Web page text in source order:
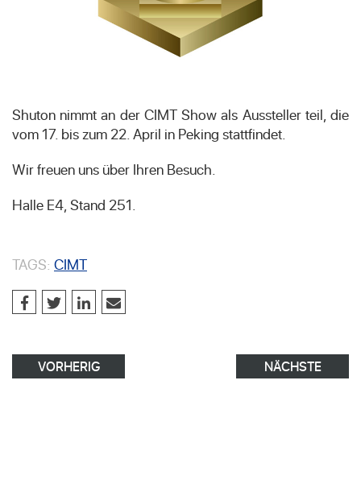
Shuton nimmt an der CIMT Show als Aussteller teil, die
vom 17. bis zum 22. April in Peking stattfindet.
Wir freuen uns über Ihren Besuch.
Halle E4, Stand 251.
TAGS: CIMT
VORHERIG NÄCHSTE